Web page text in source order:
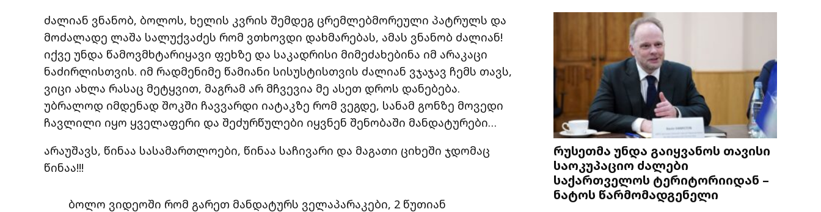
ძალიან ვნანობ, ბოლოს, ხელის კვრის შემდეგ ცრემლებმორეული პატრულს და
მოძალადე ლაშა სალუქვაძეს რომ ვთხოვდი დახმარებას, ამას ვნანობ ძალიან!
იქვე უნდა წამოვმხტარიყავი ფეხზე და საკადრისი მიმეძახებინა იმ არაკაცი
ნაძირლისთვის. იმ რადმენიმე წამიანი სისუსტისთვის ძალიან ვჯაჯავ ჩემს თავს,
ვიცი ახლა რასაც მეტყვით, მაგრამ არ მჩვევია მე ასეთ დროს დანებება.
უბრალოდ იმდენად შოკში ჩავვარდი იატაკზე რომ ვეგდე, სანამ გონზე მოვედი
ჩავლილი იყო ყველაფერი და შეძურწულები იყვნენ შენობაში მანდატურები…
არაუშავს, წინაა სასამართლოები, წინაა საჩივარი და მაგათი ციხეში ჯდომაც
წინაა!!!
ბოლო ვიდეოში რომ გარეთ მანდატურს ველაპარაკები, 2 წუთიან
რუსეთმა უნდა გაიყვანოს თავისი
საოკუპაციო ძალები
საქართველოს ტერიტორიიდან –
ნატოს წარმომადგენელი